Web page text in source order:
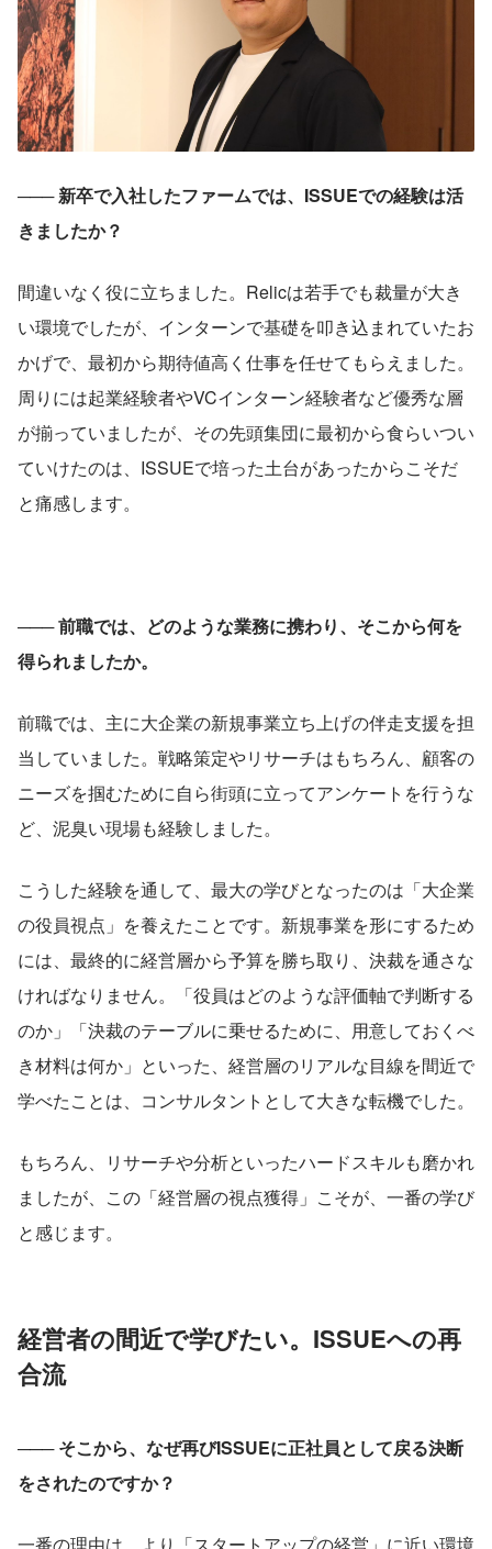
─── 新卒で入社したファームでは、ISSUEでの経験は活
きましたか？
間違いなく役に立ちました。Relicは若手でも裁量が大き
い環境でしたが、インターンで基礎を叩き込まれていたお
かげで、最初から期待値高く仕事を任せてもらえました。
周りには起業経験者やVCインターン経験者など優秀な層
が揃っていましたが、その先頭集団に最初から食らいつい
ていけたのは、ISSUEで培った土台があったからこそだ
と痛感します。
─── 前職では、どのような業務に携わり、そこから何を
得られましたか。
前職では、主に大企業の新規事業立ち上げの伴走支援を担
当していました。戦略策定やリサーチはもちろん、顧客の
ニーズを掴むために自ら街頭に立ってアンケートを行うな
ど、泥臭い現場も経験しました。
こうした経験を通して、最大の学びとなったのは「大企業
の役員視点」を養えたことです。新規事業を形にするため
には、最終的に経営層から予算を勝ち取り、決裁を通さな
ければなりません。「役員はどのような評価軸で判断する
のか」「決裁のテーブルに乗せるために、用意しておくべ
き材料は何か」といった、経営層のリアルな目線を間近で
学べたことは、コンサルタントとして大きな転機でした。
もちろん、リサーチや分析といったハードスキルも磨かれ
ましたが、この「経営層の視点獲得」こそが、一番の学び
と感じます。
経営者の間近で学びたい。ISSUEへの再
合流
─── そこから、なぜ再びISSUEに正社員として戻る決断
をされたのですか？